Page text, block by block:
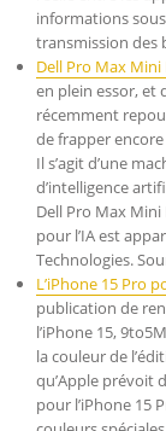
informations
transmission
Dell Pro Max
en plein essor, et
récemment
de frapper
Il s’agit d’une
d’intelligence
Dell Pro Max Mini
pour l’IA est
Technologies.
L’iPhone 15 Pro
publication de
l’iPhone 15,
la couleur de
qu’Apple prévoit
pour l’iPhone 15